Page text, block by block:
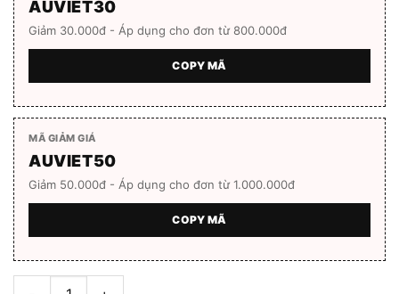
AUVIET30
Giảm 30.000đ - Áp dụng cho đơn từ 800.000đ
COPY MÃ
MÃ GIẢM GIÁ
AUVIET50
Giảm 50.000đ - Áp dụng cho đơn từ 1.000.000đ
COPY MÃ